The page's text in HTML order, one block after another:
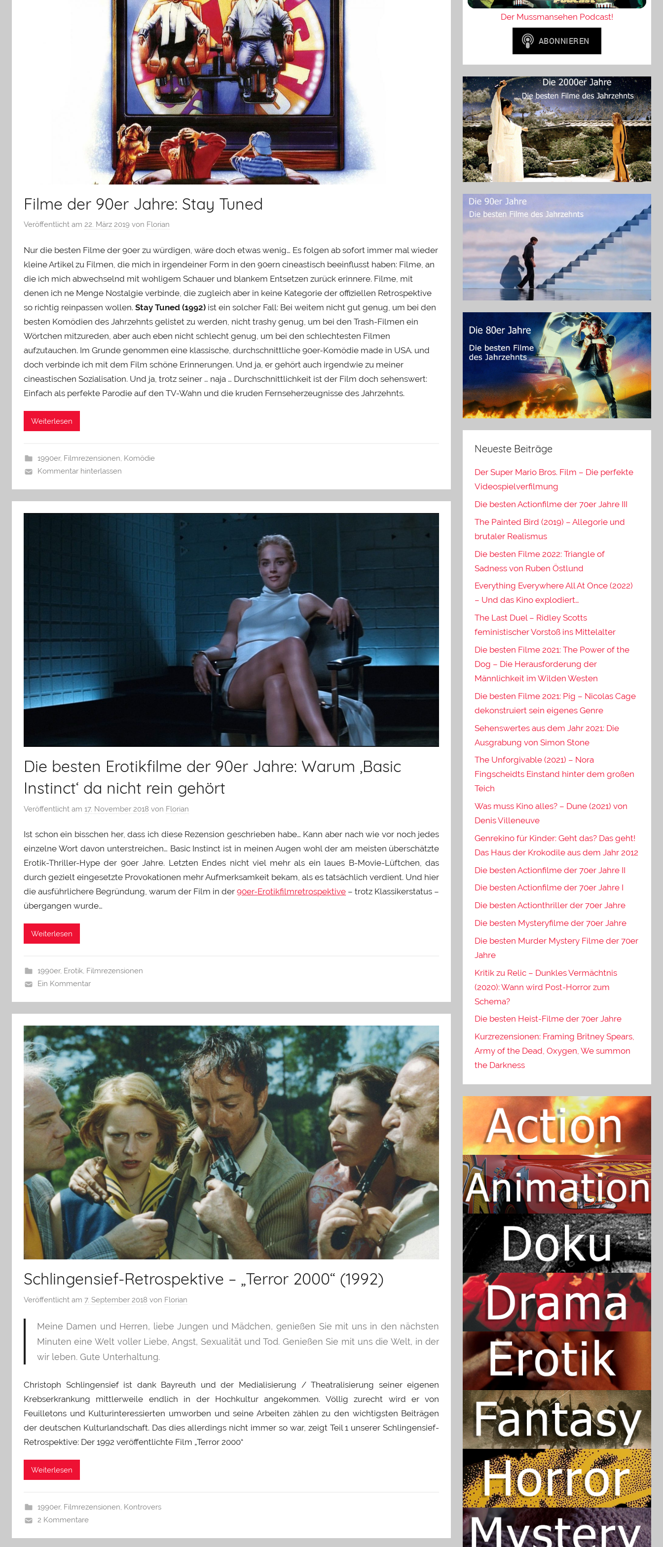
Filme der 90er Jahre: Stay Tuned
Veröffentlicht am 22. März 2019 von Florian
Nur die besten Filme der 90er zu würdigen, wäre doch etwas wenig… Es folgen ab sofort immer mal wieder
kleine Artikel zu Filmen, die mich in irgendeiner Form in den 90ern cineastisch beeinflusst haben: Filme, an
die ich mich abwechselnd mit wohligem Schauer und blankem Entsetzen zurück erinnere. Filme, mit
denen ich ne Menge Nostalgie verbinde, die zugleich aber in keine Kategorie der offiziellen Retrospektive
so richtig reinpassen wollen. Stay Tuned (1992) ist ein solcher Fall: Bei weitem nicht gut genug, um bei den
besten Komödien des Jahrzehnts gelistet zu werden, nicht trashy genug, um bei den Trash-Filmen ein
Wörtchen mitzureden, aber auch eben nicht schlecht genug, um bei den schlechtesten Filmen
aufzutauchen. Im Grunde genommen eine klassische, durchschnittliche 90er-Komödie made in USA. und
doch verbinde ich mit dem Film schöne Erinnerungen. Und ja, er gehört auch irgendwie zu meiner
cineastischen Sozialisation. Und ja, trotz seiner … naja … Durchschnittlichkeit ist der Film doch sehenswert:
Einfach als perfekte Parodie auf den TV-Wahn und die kruden Fernseherzeugnisse des Jahrzehnts.
Weiterlesen
1990er, Filmrezensionen, Komödie
Kommentar hinterlassen
Die besten Erotikfilme der 90er Jahre: Warum ‚Basic
Instinct‘ da nicht rein gehört
Veröffentlicht am 17. November 2018 von Florian
Ist schon ein bisschen her, dass ich diese Rezension geschrieben habe… Kann aber nach wie vor noch jedes
einzelne Wort davon unterstreichen… Basic Instinct ist in meinen Augen wohl der am meisten überschätzte
Erotik-Thriller-Hype der 90er Jahre. Letzten Endes nicht viel mehr als ein laues B-Movie-Lüftchen, das
durch gezielt eingesetzte Provokationen mehr Aufmerksamkeit bekam, als es tatsächlich verdient. Und hier
die ausführlichere Begründung, warum der Film in der90er-Erotikfilmretrospektive – trotz Klassikerstatus –
übergangen wurde…
Weiterlesen
1990er, Erotik, Filmrezensionen
Ein Kommentar
Schlingensief-Retrospektive – „Terror 2000“ (1992)
Veröffentlicht am 7. September 2018 von Florian
Meine Damen und Herren, liebe Jungen und Mädchen, genießen Sie mit uns in den nächsten
Minuten eine Welt voller Liebe, Angst, Sexualität und Tod. Genießen Sie mit uns die Welt, in der
wir leben. Gute Unterhaltung.
Christoph Schlingensief ist dank Bayreuth und der Medialisierung / Theatralisierung seiner eigenen
Krebserkrankung mittlerweile endlich in der Hochkultur angekommen. Völlig zurecht wird er von
Feuilletons und Kulturinteressierten umworben und seine Arbeiten zählen zu den wichtigsten Beiträgen
der deutschen Kulturlandschaft. Das dies allerdings nicht immer so war, zeigt Teil 1 unserer Schlingensief-
Retrospektive: Der 1992 veröffentlichte Film „Terror 2000“
Weiterlesen
1990er, Filmrezensionen, Kontrovers
2 Kommentare
Der Mussmansehen Podcast!
Neueste Beiträge
Der Super Mario Bros. Film – Die perfekte
Videospielverfilmung
Die besten Actionfilme der 70er Jahre III
The Painted Bird (2019) – Allegorie und
brutaler Realismus
Die besten Filme 2022: Triangle of
Sadness von Ruben Östlund
Everything Everywhere All At Once (2022)
– Und das Kino explodiert…
The Last Duel – Ridley Scotts
feministischer Vorstoß ins Mittelalter
Die besten Filme 2021: The Power of the
Dog – Die Herausforderung der
Männlichkeit im Wilden Westen
Die besten Filme 2021: Pig – Nicolas Cage
dekonstruiert sein eigenes Genre
Sehenswertes aus dem Jahr 2021: Die
Ausgrabung von Simon Stone
The Unforgivable (2021) – Nora
Fingscheidts Einstand hinter dem großen
Teich
Was muss Kino alles? – Dune (2021) von
Denis Villeneuve
Genrekino für Kinder: Geht das? Das geht!
Das Haus der Krokodile aus dem Jahr 2012
Die besten Actionfilme der 70er Jahre II
Die besten Actionfilme der 70er Jahre I
Die besten Actionthriller der 70er Jahre
Die besten Mysteryfilme der 70er Jahre
Die besten Murder Mystery Filme der 70er
Jahre
Kritik zu Relic – Dunkles Vermächtnis
(2020): Wann wird Post-Horror zum
Schema?
Die besten Heist-Filme der 70er Jahre
Kurzrezensionen: Framing Britney Spears,
Army of the Dead, Oxygen, We summon
the Darkness